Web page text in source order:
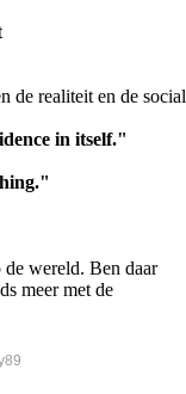
de realiteit en de social
in itself."
de wereld. Ben daar
meer met de